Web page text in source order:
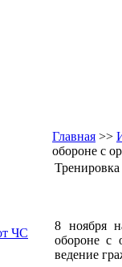
ЧС
Главная >>
обороне с
8 ноября
обороне с
ведение